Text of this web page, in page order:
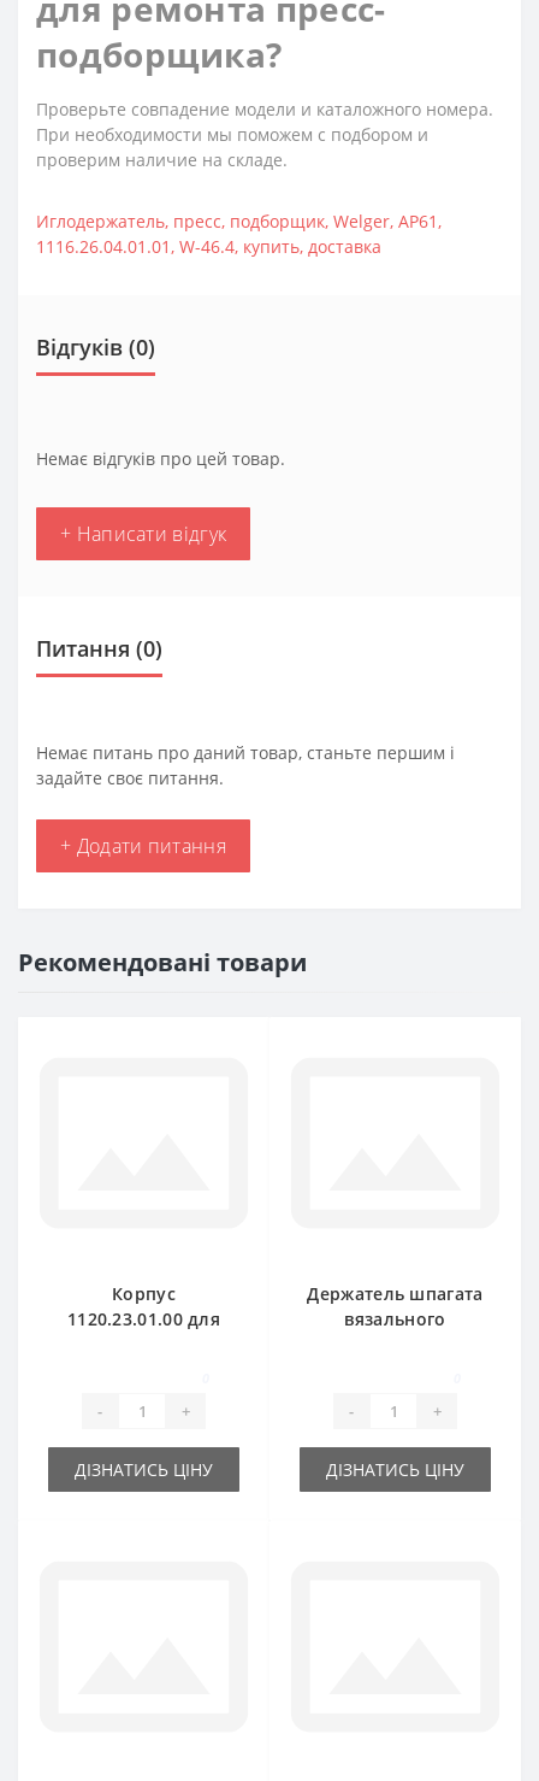
подборщика?
Проверьте совпадение модели и каталожного номера.
При необходимости мы поможем с подбором и
проверим наличие на складе.
Иглодержатель, пресс, подборщик, Welger, AP61,
1116.26.04.01.01, W-46.4, купить, доставка
Відгуків (0)
Немає відгуків про цей товар.
+ Написати відгук
Питання (0)
Немає питань про даний товар, станьте першим і
задайте своє питання.
+ Додати питання
Рекомендовані товари
Корпус
1120.23.01.00 для
- +
ДІЗНАТИСЬ ЦІНУ
Держатель шпагата
вязального
Welger
- +
ДІЗНАТИСЬ ЦІНУ